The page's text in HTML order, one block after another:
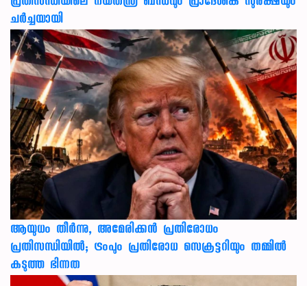
ചർച്ചയായി
ആയുധം തീർന്നു, അമേരിക്കൻ പ്രതിരോധം
പ്രതിസന്ധിയിൽ; ട്രംപും പ്രതിരോധ സെക്രട്ടറിയും തമ്മിൽ
കടുത്ത ഭിന്നത